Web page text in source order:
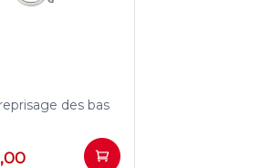
des bas